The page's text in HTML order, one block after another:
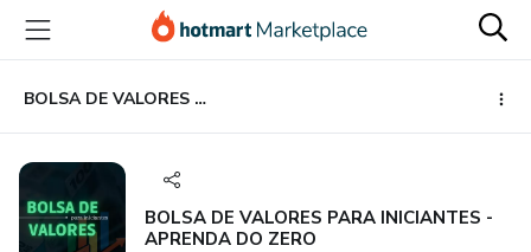
para
conteúdo
principal
para
pagamento
para
rodapé
BOLSA DE VALORES PARA INICIANTES - APRENDA DO ZERO
BOLSA DE VALORES PARA INICIANTES -
APRENDA DO ZERO